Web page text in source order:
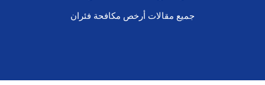
جميع مقالات أرخص مكافحة فئران